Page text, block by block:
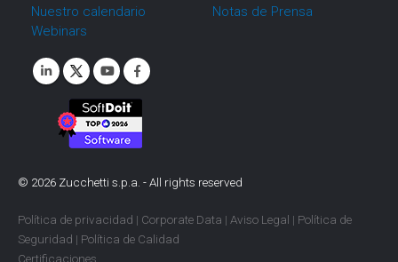
Nuestro calendario
Webinars
Notas de Prensa
© 2026 Zucchetti s.p.a. - All rights reserved
Política de privacidad | Corporate Data | Aviso Legal | Política de
Seguridad | Política de Calidad
Certificaciones